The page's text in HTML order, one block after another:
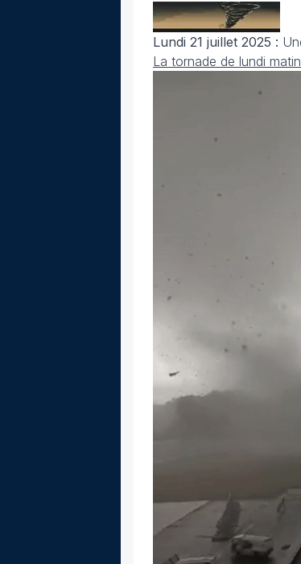
Lundi 21 juillet 2025 :
La tornade de lundi